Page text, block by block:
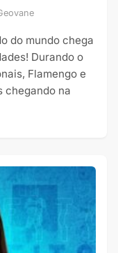
do mundo chega
Durando o
Flamengo e
chegando na